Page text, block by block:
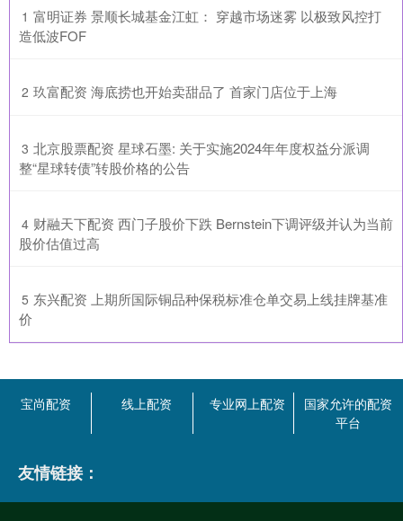
1 ​富明证券 景顺长城基金江虹： 穿越市场迷雾 以极致风控打
造低波FOF
2 ​玖富配资 海底捞也开始卖甜品了 首家门店位于上海
3 ​北京股票配资 星球石墨: 关于实施2024年年度权益分派调
整“星球转债”转股价格的公告
4 ​财融天下配资 西门子股价下跌 Bernstein下调评级并认为当前
股价估值过高
5 ​东兴配资 上期所国际铜品种保税标准仓单交易上线挂牌基准
价
宝尚配资 线上配资 专业网上配资
国家允许的配资
平台
友情链接：